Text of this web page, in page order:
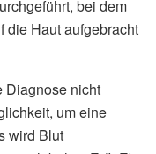
bei dem
die Haut aufgebracht
Diagnose nicht
um eine
wird Blut